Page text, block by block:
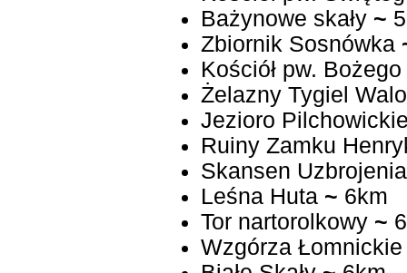
Bażynowe skały ~
Zbiornik Sosnówka
Kościół pw. Bożego
Żelazny Tygiel
Jezioro
Ruiny Zamku
Skansen
Leśna Huta ~ 6km
Tor nartorolkowy ~
Wzgórza Łomnickie